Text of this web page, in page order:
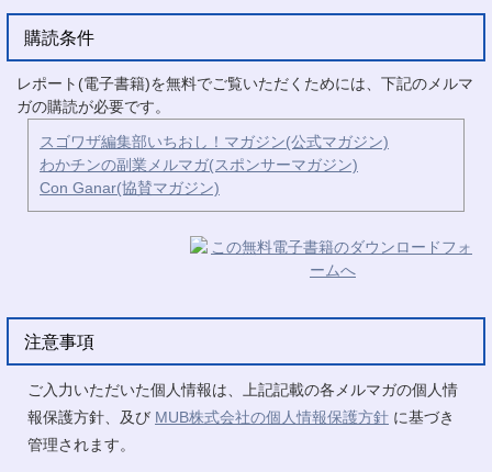
購読条件
レポート(電子書籍)を無料でご覧いただくためには、下記のメルマ
ガの購読が必要です。
スゴワザ編集部いちおし！マガジン(公式マガジン)
わかチンの副業メルマガ(スポンサーマガジン)
Con Ganar(協賛マガジン)
注意事項
ご入力いただいた個人情報は、上記記載の各メルマガの個人情
報保護方針、及び MUB株式会社の個人情報保護方針 に基づき
管理されます。